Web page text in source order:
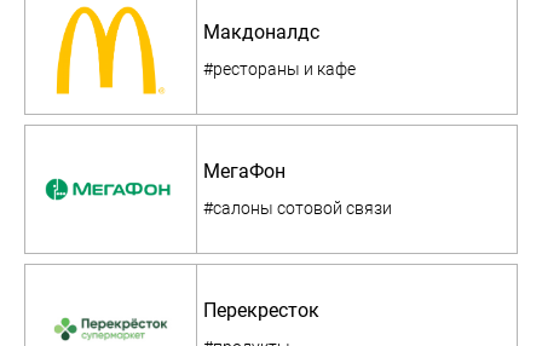
Макдоналдс
#рестораны и кафе
МегаФон
#салоны сотовой связи
Перекресток